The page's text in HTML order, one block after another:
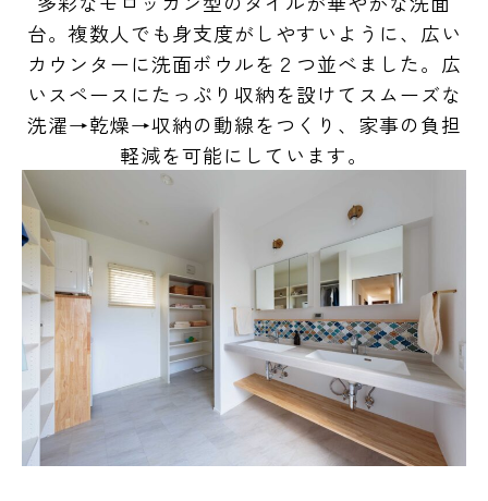
台。複数人でも身支度がしやすいように、広い
カウンターに洗面ボウルを２つ並べました。広
いスペースにたっぷり収納を設けてスムーズな
洗濯→乾燥→収納の動線をつくり、家事の負担
軽減を可能にしています。